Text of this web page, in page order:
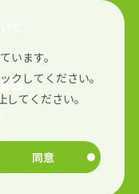
います。
クしてください。
てください。
同意
問